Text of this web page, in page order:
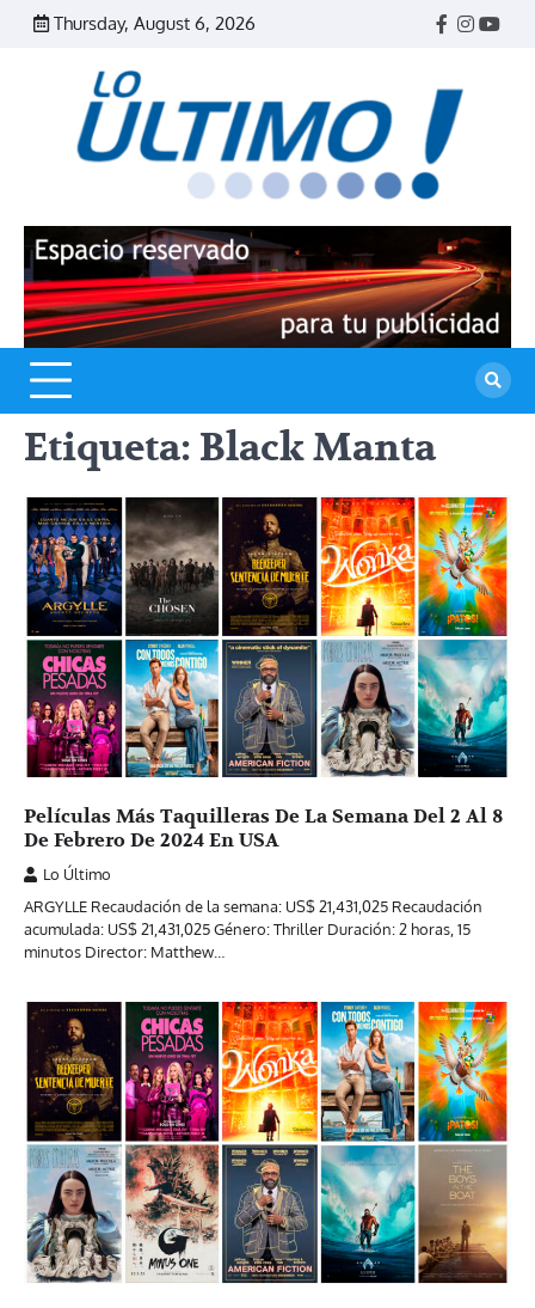
Skip
Thursday, August 6, 2026
Facebook
Etiqueta: Black Manta
Películas Más Taquilleras De La Semana Del 2 Al 8
De Febrero De 2024 En USA
Lo Último
ARGYLLE Recaudación de la semana: US$ 21,431,025 Recaudación
acumulada: US$ 21,431,025 Género: Thriller Duración: 2 horas, 15
minutos Director: Matthew…